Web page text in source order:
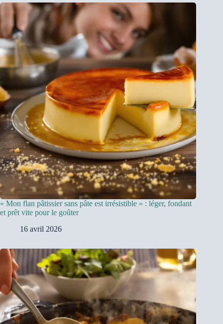
« Mon flan pâtissier sans pâte est irrésistible » : léger, fondant
et prêt vite pour le goûter
16 avril 2026